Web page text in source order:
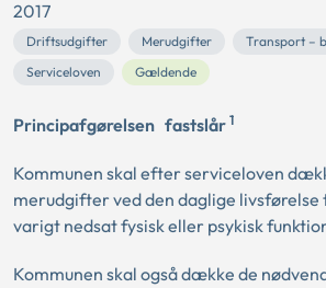
2017
Driftsudgifter Merudgifter Transport –
Serviceloven
Gældende
Principafgørelsen fastslår 1
Kommunen skal efter serviceloven
merudgifter ved den daglige livsførelse
varigt nedsat fysisk eller psykisk
Kommunen skal også dække de